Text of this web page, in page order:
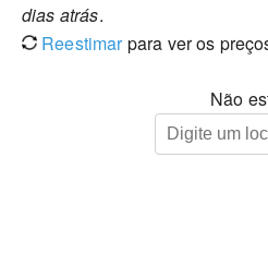
dias atrás.
Reestimarpara ver os
Não